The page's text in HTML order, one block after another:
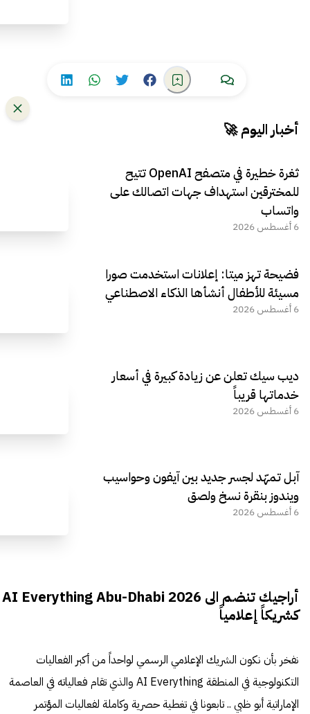
أخبار اليوم 🚀
ثغرة خطيرة في متصفح OpenAI تتيح
للمخترقين استهداف جهات اتصالك على
واتساب
6 أغسطس 2026
فضيحة تهز ميتا: إعلانات استخدمت صورا
مسيئة للأطفال أنشأها الذكاء الاصطناعي
6 أغسطس 2026
ديب سيك تعلن عن زيادة كبيرة في أسعار
خدماتها قريباً
6 أغسطس 2026
آبل تمهّد لجسر جديد بين آيفون وحواسيب
ويندوز بنقرة نسخ ولصق
6 أغسطس 2026
أراجيك تنضم الى AI Everything Abu-Dhabi 2026
كشريكاً إعلامياً
نفخر بأن نكون الشريك الإعلامي الرسمي لواحداً من أكبر الفعاليات
التكنولوجية في المنطقة AI Everything والذي تقام فعالياته في العاصمة
الإماراتية أبو ظبي .. تابعونا في تغطية حصرية وكاملة لفعاليات المؤتمر